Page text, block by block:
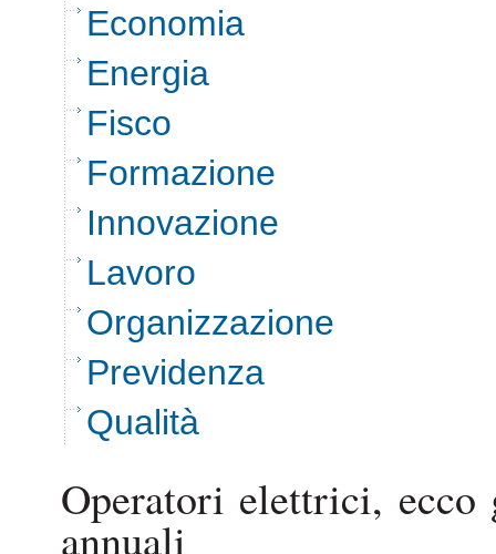
Economia
Energia
Fisco
Formazione
Innovazione
Lavoro
Organizzazione
Previdenza
Qualità
Operatori elettrici,
annuali